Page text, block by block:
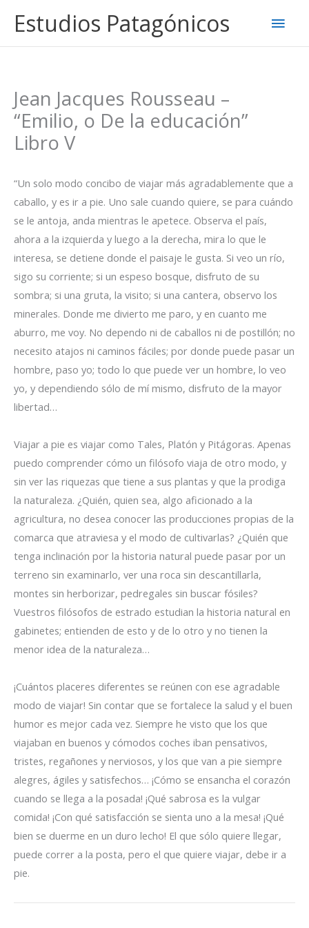
contenido
Estudios Patagónicos
Jean Jacques Rousseau –
“Emilio, o De la educación”
Libro V
“Un solo modo concibo de viajar más agradablemente que a
caballo, y es ir a pie. Uno sale cuando quiere, se para cuándo
se le antoja, anda mientras le apetece. Observa el país,
ahora a la izquierda y luego a la derecha, mira lo que le
interesa, se detiene donde el paisaje le gusta. Si veo un río,
sigo su corriente; si un espeso bosque, disfruto de su
sombra; si una gruta, la visito; si una cantera, observo los
minerales. Donde me divierto me paro, y en cuanto me
aburro, me voy. No dependo ni de caballos ni de postillón; no
necesito atajos ni caminos fáciles; por donde puede pasar un
hombre, paso yo; todo lo que puede ver un hombre, lo veo
yo, y dependiendo sólo de mí mismo, disfruto de la mayor
libertad…
Viajar a pie es viajar como Tales, Platón y Pitágoras. Apenas
puedo comprender cómo un filósofo viaja de otro modo, y
sin ver las riquezas que tiene a sus plantas y que la prodiga
la naturaleza. ¿Quién, quien sea, algo aficionado a la
agricultura, no desea conocer las producciones propias de la
comarca que atraviesa y el modo de cultivarlas? ¿Quién que
tenga inclinación por la historia natural puede pasar por un
terreno sin examinarlo, ver una roca sin descantillarla,
montes sin herborizar, pedregales sin buscar fósiles?
Vuestros filósofos de estrado estudian la historia natural en
gabinetes; entienden de esto y de lo otro y no tienen la
menor idea de la naturaleza…
¡Cuántos placeres diferentes se reúnen con ese agradable
modo de viajar! Sin contar que se fortalece la salud y el buen
humor es mejor cada vez. Siempre he visto que los que
viajaban en buenos y cómodos coches iban pensativos,
tristes, regañones y nerviosos, y los que van a pie siempre
alegres, ágiles y satisfechos… ¡Cómo se ensancha el corazón
cuando se llega a la posada! ¡Qué sabrosa es la vulgar
comida! ¡Con qué satisfacción se sienta uno a la mesa! ¡Qué
bien se duerme en un duro lecho! El que sólo quiere llegar,
puede correr a la posta, pero el que quiere viajar, debe ir a
pie.